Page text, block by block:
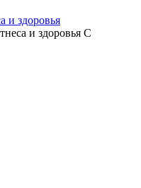
и здоровья
и здоровья С